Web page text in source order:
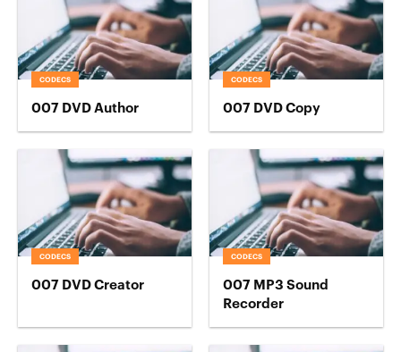
CODECS
007 DVD Author
CODECS
007 DVD Copy
CODECS
007 DVD Creator
CODECS
007 MP3 Sound
Recorder